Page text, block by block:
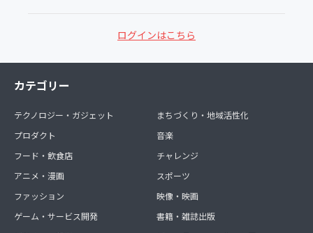
ログインはこちら
カテゴリー
テクノロジー・ガジェット
プロダクト
フード・飲食店
アニメ・漫画
ファッション
ゲーム・サービス開発
まちづくり・地域活性化
音楽
チャレンジ
スポーツ
映像・映画
書籍・雑誌出版